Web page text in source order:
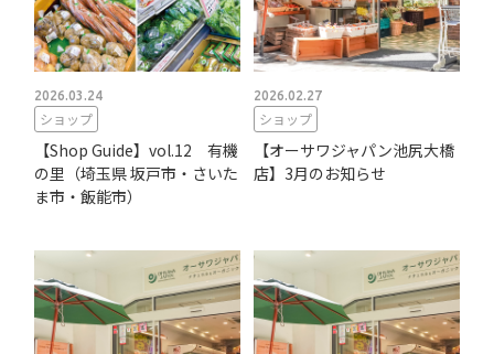
2026.03.24
ショップ
【Shop Guide】vol.12 有機
の里（埼玉県 坂戸市・さいた
ま市・飯能市）
2026.02.27
ショップ
【オーサワジャパン池尻大橋
店】3月のお知らせ